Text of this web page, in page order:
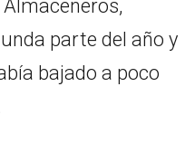
parte del año y
bajado a poco